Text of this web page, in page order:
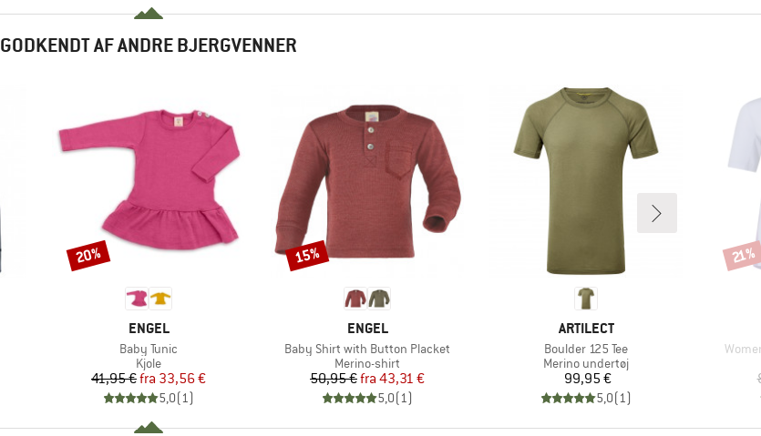
GODKENDT AF ANDRE BJERGVENNER
MÆRKE
ENGEL
Artikel
Baby Tunic
Produktgruppe
Kjole
Pris
41,95 € Nedsat pris
fra 33,56 €
5,0(1)
Rabat
20%
MÆRKE
ENGEL
Artikel
Baby Shirt with Button Placket
Produktgruppe
Merino-shirt
Pris
50,95 € Nedsat pris
fra 43,31 €
5,0(1)
Rabat
15%
MÆRKE
ARTILECT
Artikel
Boulder 125 Tee
Produktgruppe
Merino undertøj
Pris
99,95 €
5,0(1)
Artikel
Rabat
21%